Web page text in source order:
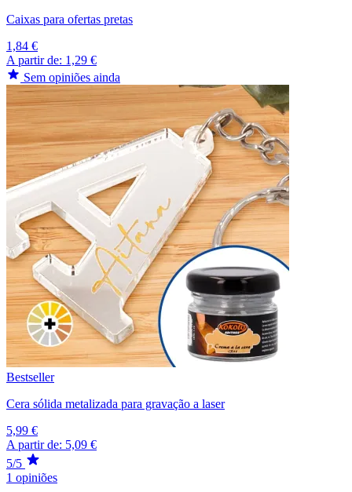
Caixas para ofertas pretas
1,84 €
A partir de: 1,29 €
Sem opiniões ainda
Bestseller
Cera sólida metalizada para gravação a laser
5,99 €
A partir de: 5,09 €
5/5
1 opiniões